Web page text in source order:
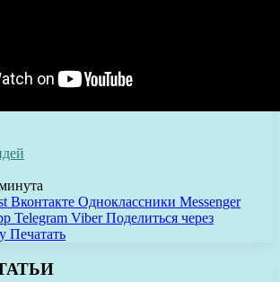
Вконтакте Одноклассники Messenger
Telegram Viber Поделиться через
Печатать